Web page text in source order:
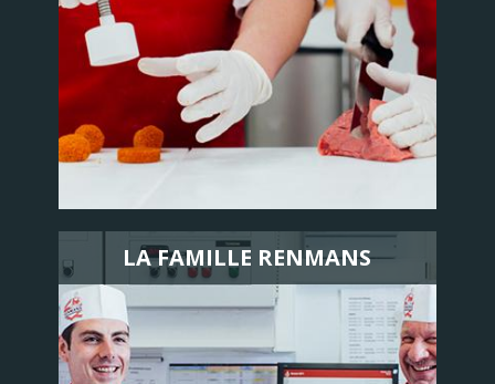
LA FAMILLE RENMANS